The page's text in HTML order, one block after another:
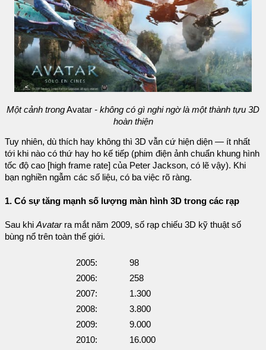
Một cảnh trongAvatar - không có gì nghi ngờ là một thành tựu 3D
hoàn thiện
Tuy nhiên, dù thích hay không thì 3D vẫn cứ hiện diện — ít nhất
tới khi nào có thứ hay ho kế tiếp (phim điện ảnh chuẩn khung hình
tốc độ cao [high frame rate] của Peter Jackson, có lẽ vậy). Khi
bạn nghiền ngẫm các số liệu, có ba việc rõ ràng.
1. Có sự tăng mạnh số lượng màn hình 3D trong các rạp
Sau khiAvatar ra mắt năm 2009, số rạp chiếu 3D kỹ thuật số
bùng nổ trên toàn thế giới.
2005:
98
2006:
258
2007:
1.300
2008:
3.800
2009:
9.000
2010:
16.000